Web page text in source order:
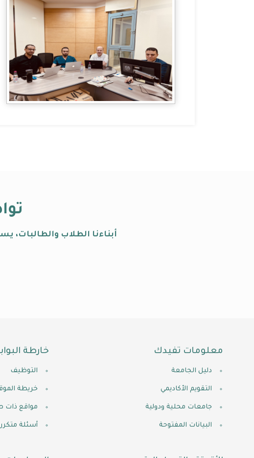
أبناءنا الطلاب
معلومات تفيدك
دليل الجامعة
التقويم الأكاديمي
جامعات محلية ودولية
البيانات المفتوحة
خارطة
التوظيف
خريطة
مواقع ذات
أسئلة